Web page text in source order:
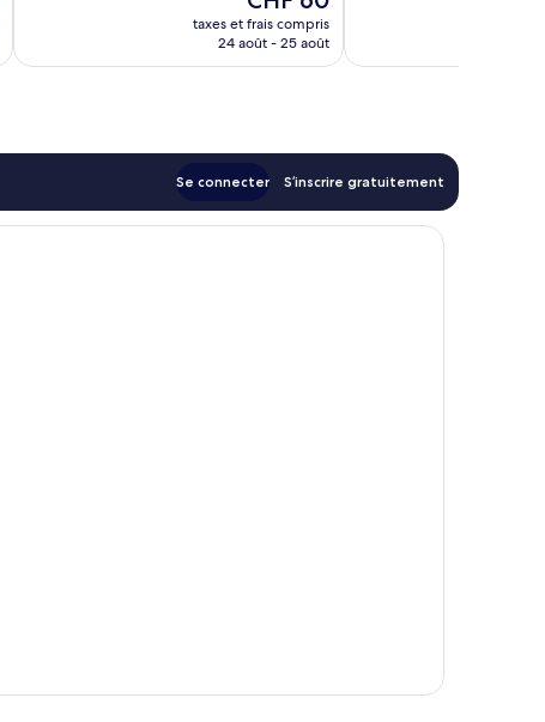
nouveau
prix
taxes et frais compris
24 août - 25 août
Se connecter S’inscrire gratuitement